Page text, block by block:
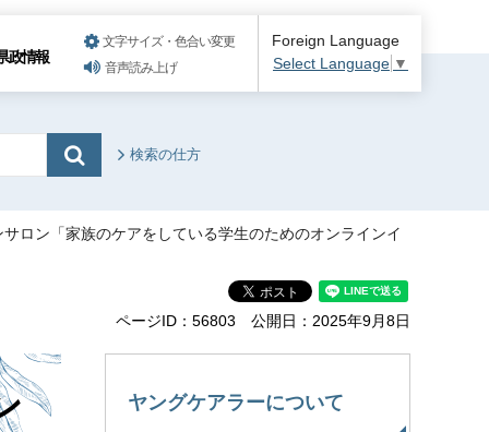
政情報
文字サイズ・色合い変更
音声読み上げ
Foreign Language
Select Language ▼
検索の仕方
ロン「家族のケアをしている学生のためのオンラインイ
ページID：56803 公開日：2025年9月8日
ヤングケアラーについて